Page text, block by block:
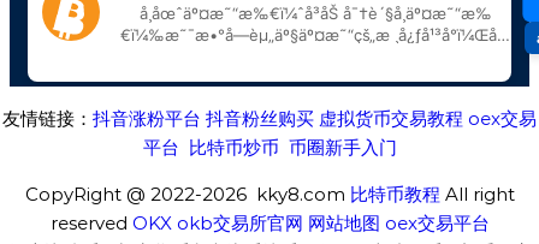
友情链接： 抖音涨粉平台 抖音粉丝购买 虚拟货币交易教程 oex交易
平台 比特币炒币 币圈新手入门
CopyRight @ 2022-2026 kky8.com 比特币教程 All right
reserved OKX okb交易所官网 网站地图 oex交易平台